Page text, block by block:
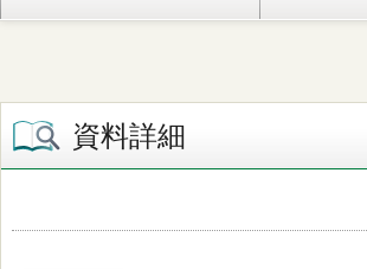
資料詳細